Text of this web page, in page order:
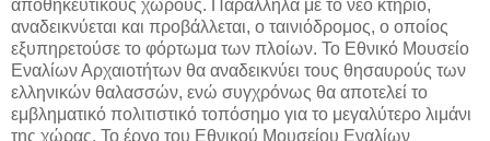
αποθηκευτικούς χώρους. Παράλληλα με το νέο κτήριο,
αναδεικνύεται και προβάλλεται, ο ταινιόδρομος, ο οποίος
εξυπηρετούσε το φόρτωμα των πλοίων. Το Εθνικό Μουσείο
Εναλίων Αρχαιοτήτων θα αναδεικνύει τους θησαυρούς των
ελληνικών θαλασσών, ενώ συγχρόνως θα αποτελεί το
εμβληματικό πολιτιστικό τοπόσημο για το μεγαλύτερο λιμάνι
της χώρας. Το έργο του Εθνικού Μουσείου Εναλίων